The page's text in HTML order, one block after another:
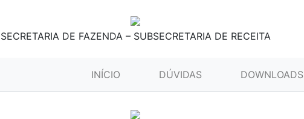
SECRETARIA DE FAZENDA – SUBSECRETARIA DE RECEITA
INÍCIO (CURRENT)DÚVIDAS DOWNLOADS